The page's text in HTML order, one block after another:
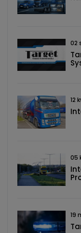
02
12
05
19